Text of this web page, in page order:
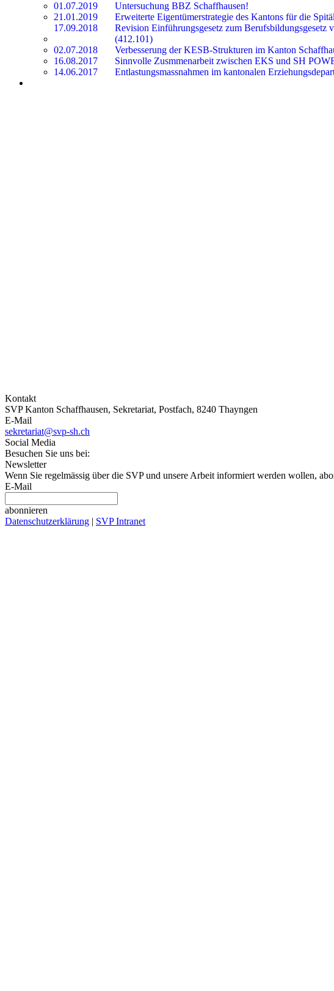
01.07.2019
Untersuchung BBZ Schaffhausen!
21.01.2019
Erweiterte Eigentümerstrategie des Kantons für die
17.09.2018
Revision Einführungsgesetz zum
(412.101)
02.07.2018
Verbesserung der KESB-Strukturen im Kanton
16.08.2017
Sinnvolle Zusmmenarbeit zwischen EKS und SH
14.06.2017
Entlastungsmassnahmen im kantonalen
Kontakt
SVP Kanton Schaffhausen, Sekretariat, Postfach, 8240 Thayngen
E-Mail
sekretariat@svp-sh.ch
Social Media
Besuchen Sie uns bei:
Newsletter
Wenn Sie regelmässig über die SVP und unsere Arbeit informiert werden wollen,
E-Mail
abonnieren
Datenschutzerklärung | SVP Intranet